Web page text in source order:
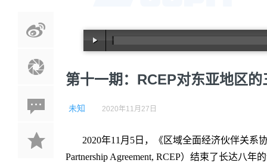
第十一期：RCEP对东亚地区的
未知 2020年11月27日
2020年11月5日，《区域全面经济伙伴关系
Partnership Agreement, RCEP）结束了长达八